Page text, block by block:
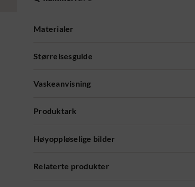
Materialer
Størrelsesguide
Vaskeanvisning
Produktark
Høyoppløselige bilder
Relaterte produkter